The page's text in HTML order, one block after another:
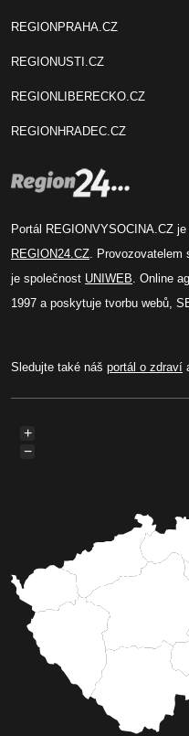
REGIONPRAHA.CZ
REGIONUSTI.CZ
REGIONLIBERECKO.CZ
REGIONHRADEC.CZ
Portál REGIONVYSOCINA.CZ
REGION24.CZ .
je společnost UNIWEB . Online
1997 a poskytuje tvorbu webů,
Sledujte také náš portál o zdraví
+
−